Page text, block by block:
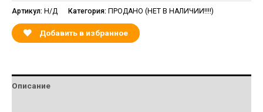
Артикул: Н/Д Категория: ПРОДАНО (НЕТ В НАЛИЧИИ!!!!)
Добавить в избранное
Описание